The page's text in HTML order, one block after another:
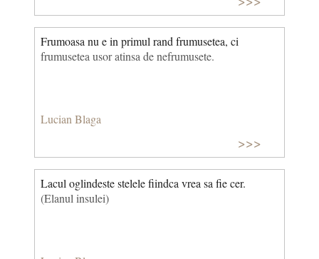
Frumoasa nu e in primul rand frumusetea, ci
frumusetea usor atinsa de nefrumusete.
Lucian Blaga
>>>
Lacul oglindeste stelele fiindca vrea sa fie cer.
(Elanul insulei)